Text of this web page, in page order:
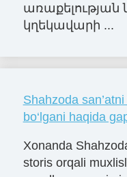
առաքելության
կղեկավարի ...
Shahzoda
bo‘lgani haqida
Xonanda
storis orqali